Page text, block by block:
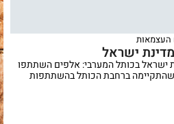
העצמאות
ה-76 למדינת ישראל בכותל המערבי: אלפים השתתפו
שהתקיימה ברחבת הכותל בהשתתפות